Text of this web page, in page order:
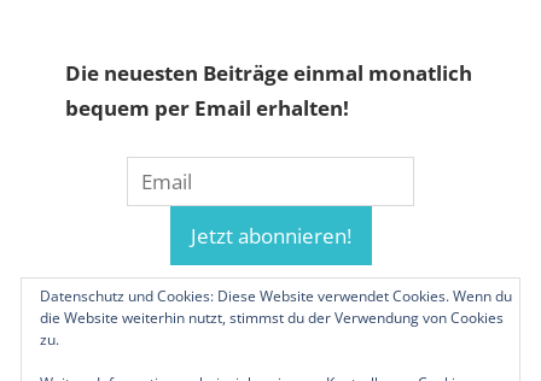
Die neuesten Beiträge einmal monatlich
bequem per Email erhalten!
Datenschutz und Cookies: Diese Website verwendet Cookies. Wenn du
die Website weiterhin nutzt, stimmst du der Verwendung von Cookies
zu.